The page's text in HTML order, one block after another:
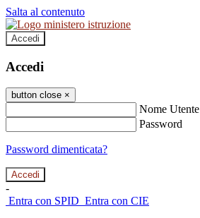
Salta al contenuto
Accedi
Accedi
button close ×
Nome Utente
Password
Password dimenticata?
-
Entra con SPID Entra con CIE